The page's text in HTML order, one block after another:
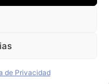
de Privacidad
1ºB - 28003 -
de Privacidad |
| Email: